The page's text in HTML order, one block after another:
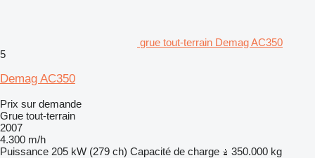
grue tout-terrain Demag AC350
5
Demag AC350
Prix sur demande
Grue tout-terrain
2007
4.300 m/h
Puissance 205 kW (279 ch) Capacité de charge
350.000 kg